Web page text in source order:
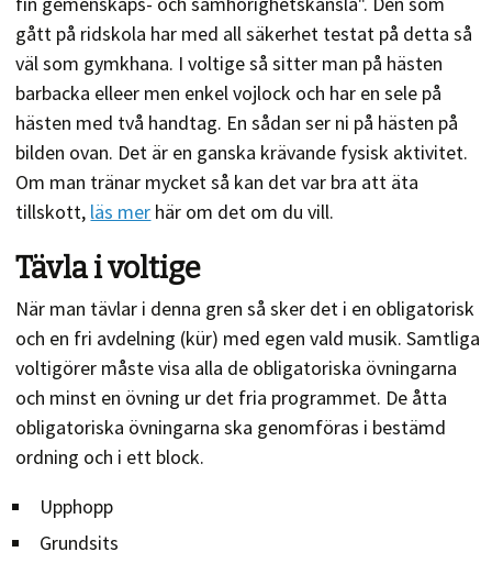
gått på ridskola har med all säkerhet testat på detta så
väl som gymkhana. I voltige så sitter man på hästen
barbacka elleer men enkel vojlock och har en sele på
hästen med två handtag. En sådan ser ni på hästen på
bilden ovan. Det är en ganska krävande fysisk aktivitet.
Om man tränar mycket så kan det var bra att äta
tillskott, läs mer här om det om du vill.
Tävla i voltige
När man tävlar i denna gren så sker det i en obligatorisk
och en fri avdelning (kür) med egen vald musik. Samtliga
voltigörer måste visa alla de obligatoriska övningarna
och minst en övning ur det fria programmet. De åtta
obligatoriska övningarna ska genomföras i bestämd
ordning och i ett block.
Upphopp
Grundsits